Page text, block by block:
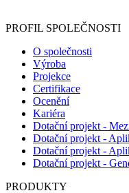
PROFIL SPOLEČNOSTI
O společnosti
Výroba
Projekce
Certifikace
Ocenění
Kariéra
Dotační projekt -
Dotační projekt -
Dotační projekt -
Dotační projekt -
PRODUKTY